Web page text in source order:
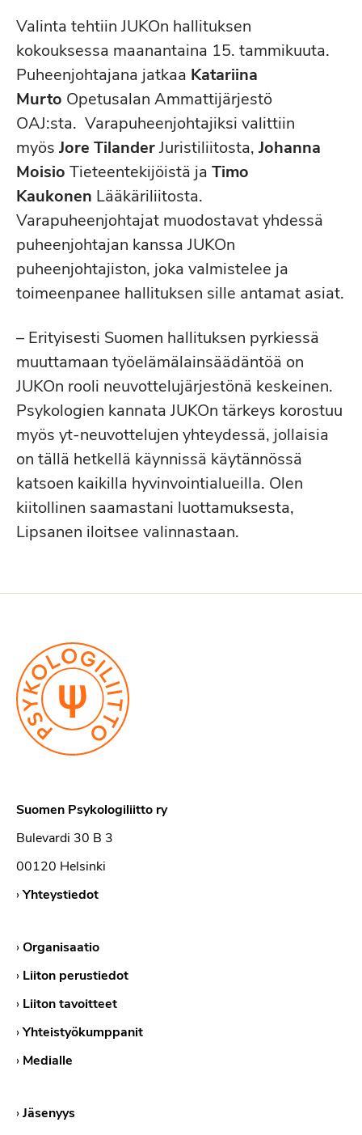
Valinta tehtiin JUKOn hallituksen
kokouksessa maanantaina 15. tammikuuta.
Puheenjohtajana jatkaa Katariina
Murto Opetusalan Ammattijärjestö
OAJ:sta. Varapuheenjohtajiksi valittiin
myös Jore TilanderJuristiliitosta, Johanna
Moisio Tieteentekijöistä ja Timo
Kaukonen Lääkäriliitosta.
Varapuheenjohtajat muodostavat yhdessä
puheenjohtajan kanssa JUKOn
puheenjohtajiston, joka valmistelee ja
toimeenpanee hallituksen sille antamat asiat.
– Erityisesti Suomen hallituksen pyrkiessä
muuttamaan työelämälainsäädäntöä on
JUKOn rooli neuvottelujärjestönä keskeinen.
Psykologien kannata JUKOn tärkeys korostuu
myös yt-neuvottelujen yhteydessä, jollaisia
on tällä hetkellä käynnissä käytännössä
katsoen kaikilla hyvinvointialueilla. Olen
kiitollinen saamastani luottamuksesta,
Lipsanen iloitsee valinnastaan.
Suomen Psykologiliitto ry
Bulevardi 30 B 3
00120 Helsinki
›Yhteystiedot
›Organisaatio
› Liiton perustiedot
› Liiton tavoitteet
›Yhteistyökumppanit
› Medialle
›Jäsenyys